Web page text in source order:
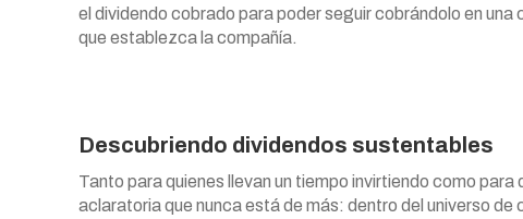
el dividendo cobrado para poder seguir cobrándolo en
que establezca la compañía.
Descubriendo dividendos sustentables
Tanto para quienes llevan un tiempo invirtiendo como
aclaratoria que nunca está de más: dentro del universo